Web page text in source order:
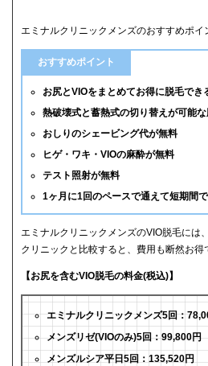
エミナルクリニックメンズのおすすめポイ
おすすめポイント
お尻とVIOをまとめてお得に脱毛でき
熱破壊式と蓄熱式の切り替えが可能
おしりのシェービング代が無料
ヒゲ・ワキ・VIOの麻酔が無料
テスト照射が無料
1ヶ月に1回のペースで通えて短期間
エミナルクリニックメンズのVIO脱毛には
クリニックと比較すると、費用も断然お得
【お尻を含むVIO脱毛の料金(税込)】
エミナルクリニックメンズ5回：
メンズリゼ(VIOのみ)5回：99,800円
メンズルシア平日5回：135,520円